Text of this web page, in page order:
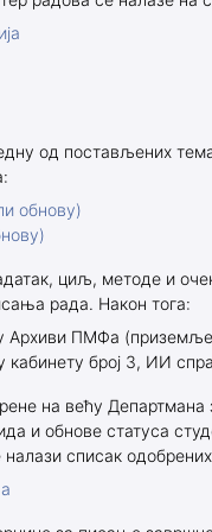
студенте
програми
Докторске академ.
од постављених
обнову)
циљ, методе и
рада. Након тога:
Архиви ПМФа
број 3, ИИ
на већу Департмана
и обнове статуса
списак